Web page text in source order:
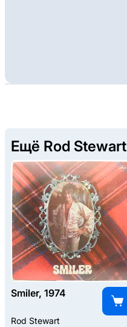
Ещё Rod Stewart
Smiler, 1974
Rod Stewart